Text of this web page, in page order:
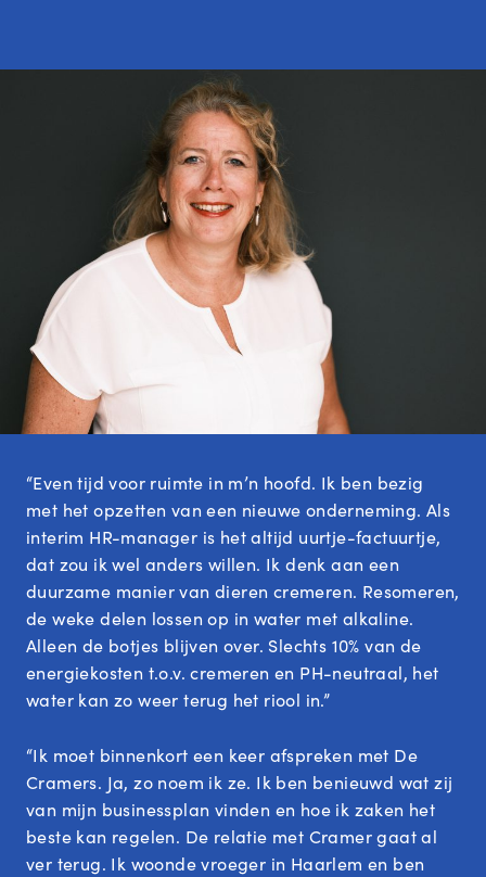
“Even tijd voor ruimte in m’n hoofd. Ik ben bezig
met het opzetten van een nieuwe onderneming. Als
interim HR-manager is het altijd uurtje-factuurtje,
dat zou ik wel anders willen. Ik denk aan een
duurzame manier van dieren cremeren. Resomeren,
de weke delen lossen op in water met alkaline.
Alleen de botjes blijven over. Slechts 10% van de
energiekosten t.o.v. cremeren en PH-neutraal, het
water kan zo weer terug het riool in.”
“Ik moet binnenkort een keer afspreken met De
Cramers. Ja, zo noem ik ze. Ik ben benieuwd wat zij
van mijn businessplan vinden en hoe ik zaken het
beste kan regelen. De relatie met Cramer gaat al
ver terug. Ik woonde vroeger in Haarlem en ben